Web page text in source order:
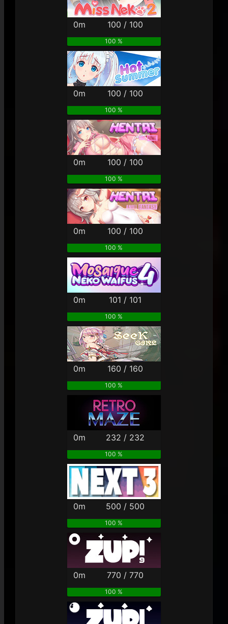
0m 100 / 100
100 %
0m 100 / 100
100 %
0m 100 / 100
100 %
0m 100 / 100
100 %
0m 101 / 101
100 %
0m 160 / 160
100 %
0m 232 / 232
100 %
0m 500 / 500
100 %
0m 770 / 770
100 %